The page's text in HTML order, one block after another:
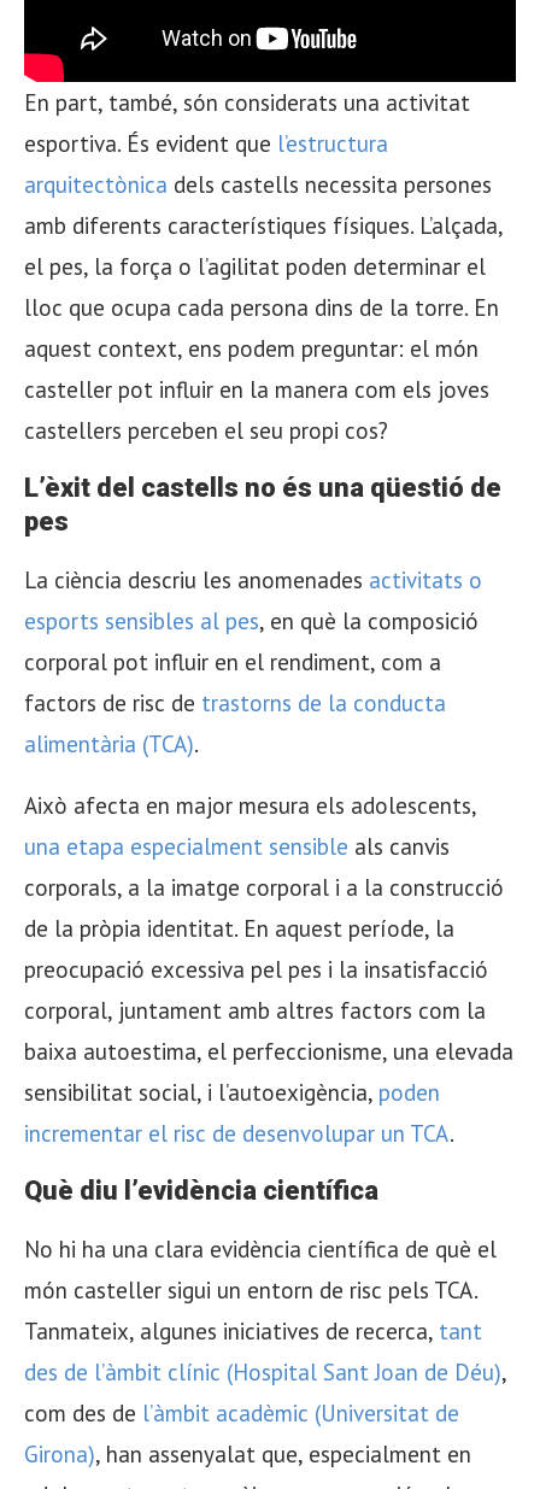
En part, també, són considerats una activitat
esportiva. És evident que l’estructura
arquitectònica dels castells necessita persones
amb diferents característiques físiques. L’alçada,
el pes, la força o l’agilitat poden determinar el
lloc que ocupa cada persona dins de la torre. En
aquest context, ens podem preguntar: el món
casteller pot influir en la manera com els joves
castellers perceben el seu propi cos?
L’èxit del castells no és una qüestió de
pes
La ciència descriu les anomenades activitats o
esports sensibles al pes, en què la composició
corporal pot influir en el rendiment, com a
factors de risc de trastorns de la conducta
alimentària (TCA).
Això afecta en major mesura els adolescents,
una etapa especialment sensible als canvis
corporals, a la imatge corporal i a la construcció
de la pròpia identitat. En aquest període, la
preocupació excessiva pel pes i la insatisfacció
corporal, juntament amb altres factors com la
baixa autoestima, el perfeccionisme, una elevada
sensibilitat social, i l’autoexigència, poden
incrementar el risc de desenvolupar un TCA.
Què diu l’evidència científica
No hi ha una clara evidència científica de què el
món casteller sigui un entorn de risc pels TCA.
Tanmateix, algunes iniciatives de recerca, tant
des de l’àmbit clínic (Hospital Sant Joan de Déu),
com des de l’àmbit acadèmic (Universitat de
Girona), han assenyalat que, especialment en